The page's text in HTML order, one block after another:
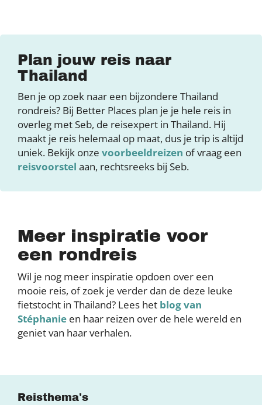
Plan jouw reis naar
Thailand
Ben je op zoek naar een bijzondere Thailand
rondreis? Bij Better Places plan je je hele reis in
overleg met Seb, de reisexpert in Thailand. Hij
maakt je reis helemaal op maat, dus je trip is altijd
uniek. Bekijk onze voorbeeldreizen of vraag een
reisvoorstel aan, rechtsreeks bij Seb.
Meer inspiratie voor
een rondreis
Wil je nog meer inspiratie opdoen over een
mooie reis, of zoek je verder dan de deze leuke
fietstocht in Thailand? Lees het blog van
Stéphanie en haar reizen over de hele wereld en
geniet van haar verhalen.
Reisthema's